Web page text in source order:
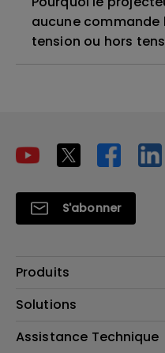
aucune commande
tension ou hors
S'abonner
Produits
Vidéoprojecteurs
Éclairage
Solutions
Business Display
Assistance Technique